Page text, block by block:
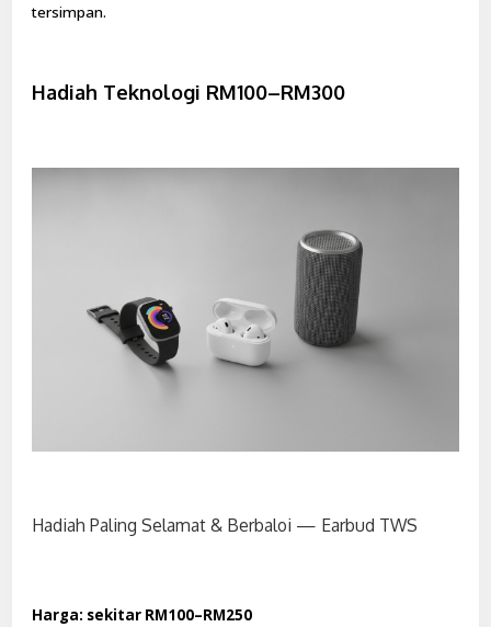
tersimpan.
Hadiah Teknologi RM100–RM300
Hadiah Paling Selamat & Berbaloi — Earbud TWS
Harga: sekitar RM100–RM250